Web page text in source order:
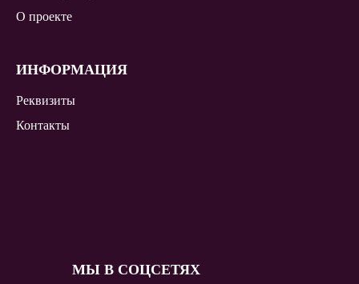
О проекте
ИНФОРМАЦИЯ
Реквизиты
Контакты
МЫ В СОЦСЕТЯХ